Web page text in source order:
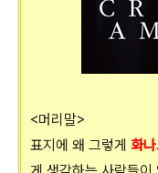
<머리말>
표지에 왜 그렇게 화